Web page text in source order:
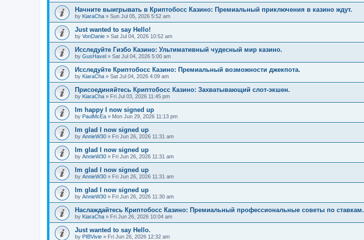
Начните выигрывать в Криптобосс Казино: Премиальный приключения в казино ждут.
by KiaraCha » Sun Jul 05, 2026 5:52 am
Just wanted to say Hello!
by VonDanie » Sat Jul 04, 2026 10:52 am
Исследуйте Гизбо Казино: Ультимативный чудесный мир казино.
by GusHavel » Sat Jul 04, 2026 5:00 am
Исследуйте Криптобосс Казино: Премиальный возможности джекпота.
by KiaraCha » Sat Jul 04, 2026 4:09 am
Присоединяйтесь Криптобосс Казино: Захватывающий слот-экшен.
by KiaraCha » Fri Jul 03, 2026 11:45 pm
Im happy I now signed up
by PaulMcEa » Mon Jun 29, 2026 11:13 pm
Im glad I now signed up
by AnnieW30 » Fri Jun 26, 2026 11:31 am
Im glad I now signed up
by AnnieW30 » Fri Jun 26, 2026 11:31 am
Im glad I now signed up
by AnnieW30 » Fri Jun 26, 2026 11:31 am
Im glad I now signed up
by AnnieW30 » Fri Jun 26, 2026 11:30 am
Наслаждайтесь Криптобосс Казино: Премиальный профессиональные советы по ставкам.
by KiaraCha » Fri Jun 26, 2026 10:04 am
Just wanted to say Hello.
by PIBVivie » Fri Jun 26, 2026 12:32 am